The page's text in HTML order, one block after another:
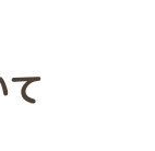
て